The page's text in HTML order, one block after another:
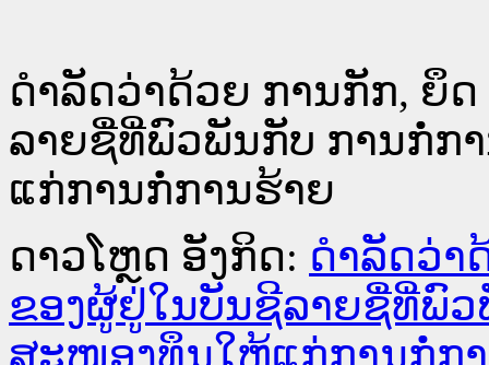
ດຳລັດວ່າດ້ວຍ ການກັກ, ຍຶ
ລາຍຊື່ທີ່ພົວພັນກັບ ການກໍ່ກ
ແກ່ການກໍ່ການຮ້າຍ
ດາວໂຫຼດ ອັງກິດ: ດຳລັດວ່າ
ຂອງຜູ້ຢູ່ໃນບັນຊີລາຍຊື່ທີ່ພົ
ສະໜອງທຶນໃຫ້ແກ່ການກໍ່ກ